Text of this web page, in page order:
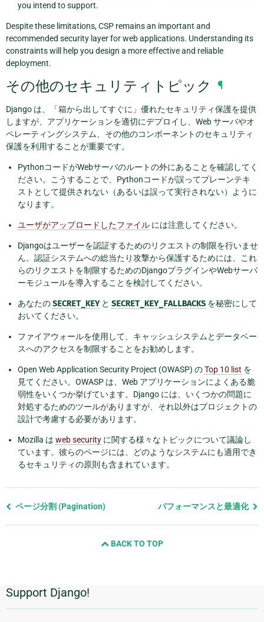
you intend to support.
Despite these limitations, CSP remains an important and
recommended security layer for web applications. Understanding its
constraints will help you design a more effective and reliable
deployment.
その他のセキュリティトピック ¶
Django は、「箱から出してすぐに」優れたセキュリティ保護を提供
しますが、アプリケーションを適切にデプロイし、Web サーバやオ
ペレーティングシステム、その他のコンポーネントのセキュリティ
保護を利用することが重要です。
PythonコードがWebサーバのルートの外にあることを確認してく
ださい。こうすることで、Pythonコードが誤ってプレーンテキ
ストとして提供されない（あるいは誤って実行されない）ように
なります。
ユーザがアップロードしたファイル には注意してください。
Djangoはユーザーを認証するためのリクエストの制限を行いませ
ん。認証システムへの総当たり攻撃から保護するためには、これ
らのリクエストを制限するためのDjangoプラグインやWebサーバ
ーモジュールを導入することを検討してください。
あなたのSECRET_KEYと SECRET_KEY_FALLBACKS を秘密にして
おいてください。
ファイアウォールを使用して、キャッシュシステムとデータベー
スへのアクセスを制限することをお勧めします。
Open Web Application Security Project (OWASP) のTop 10 list を
見てください。OWASP は、Web アプリケーションによくある脆
弱性をいくつか挙げています。Django には、いくつかの問題に
対処するためのツールがありますが、それ以外はプロジェクトの
設計で考慮する必要があります。
Mozilla は web security に関する様々なトピックについて議論し
ています。彼らのページには、どのようなシステムにも適用でき
るセキュリティの原則も含まれています。
前
の
ペ
ページ分割 (Pagination) パフォーマンスと最適化
BACK TO TOP
追
加
Support Django!